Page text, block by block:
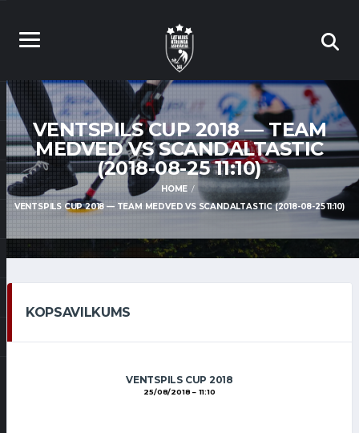
VENTSPILS CUP 2018 — TEAM
MEDVED VS SCANDALTASTIC
(2018-08-25 11:10)
HOME
VENTSPILS CUP 2018 — TEAM MEDVED VS SCANDALTASTIC (2018-08-25 11:10)
KOPSAVILKUMS
VENTSPILS CUP 2018
25/08/2018 11:10